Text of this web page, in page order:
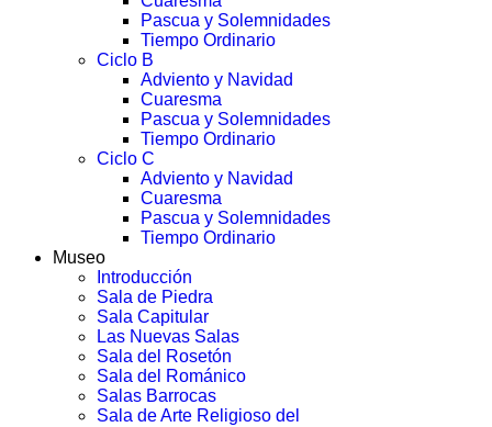
Pascua y Solemnidades
Tiempo Ordinario
Ciclo B
Adviento y Navidad
Cuaresma
Pascua y Solemnidades
Tiempo Ordinario
Ciclo C
Adviento y Navidad
Cuaresma
Pascua y Solemnidades
Tiempo Ordinario
Museo
Introducción
Sala de Piedra
Sala Capitular
Las Nuevas Salas
Sala del Rosetón
Sala del Románico
Salas Barrocas
Sala de Arte Religioso del